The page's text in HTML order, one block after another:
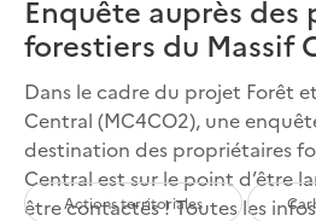
Enquête auprès
forestiers du Massif
Dans le cadre du projet Forêt
Central (MC4CO2), une
destination des propriétaires
Central est sur le point d’être
être contactés ! Toutes les
Actions territoriales